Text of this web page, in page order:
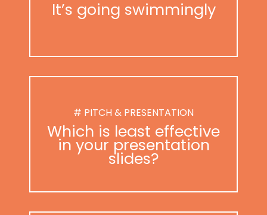
It’s going swimmingly
# PITCH & PRESENTATION
Which is least effective
in your presentation
slides?